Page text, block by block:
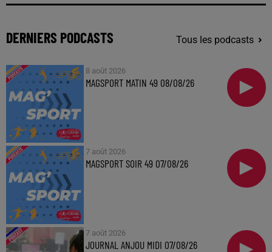
DERNIERS PODCASTS Tous les podcasts
8 août 2026
MAGSPORT MATIN 49 08/08/26
7 août 2026
MAGSPORT SOIR 49 07/08/26
7 août 2026
JOURNAL ANJOU MIDI 07/08/26